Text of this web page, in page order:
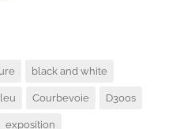
black and white
Courbevoie D300s
exposition